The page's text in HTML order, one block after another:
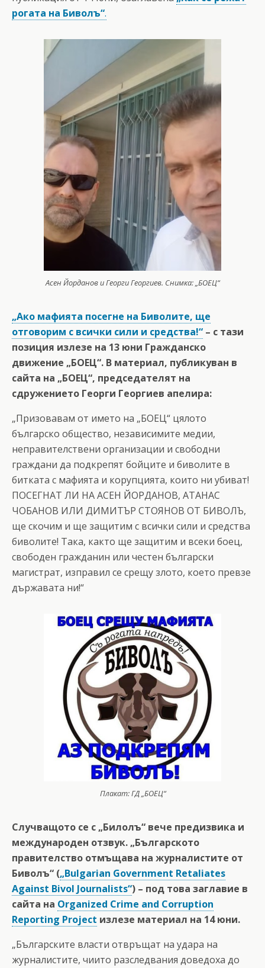
рогата на Биволъ“.
Асен Йорданов и Георги Георгиев. Снимка: „БОЕЦ“
„Ако мафията посегне на Биволите, ще
отговорим с всички сили и средства!“ – с тази
позиция излезе на 13 юни Гражданско
движение „БОЕЦ“. В материал, публикуван в
сайта на „БОЕЦ“, председателят на
сдружението Георги Георгиев апелира:
„Призовавам от името на „БОЕЦ“ цялото
българско общество, независимите медии,
неправителствени организации и свободни
граждани да подкрепят бойците и биволите в
битката с мафията и корупцията, които ни убиват!
ПОСЕГНАТ ЛИ НА АСЕН ЙОРДАНОВ, АТАНАС
ЧОБАНОВ ИЛИ ДИМИТЪР СТОЯНОВ ОТ БИВОЛЪ,
ще скочим и ще защитим с всички сили и средства
биволите! Така, както ще защитим и всеки боец,
свободен гражданин или честен български
магистрат, изправил се срещу злото, което превзе
държавата ни!“
Плакат: ГД „БОЕЦ“
Случващото се с „Билолъ“ вече предизвика и
международен отзвук. „Българското
правителство отмъщава на журналистите от
Биволъ“ („Bulgarian Government Retaliates
Against Bivol Journalists“) – под това заглавие в
сайта на Organized Crime and Corruption
Reporting Project излезе материал на 14 юни.
„Българските власти отвръщат на удара на
журналистите, чиито разследвания доведоха до